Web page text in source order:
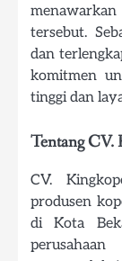
tersebut.
dan
komitmen
tinggi dan
Tentang CV.
CV.
produsen
di Kota